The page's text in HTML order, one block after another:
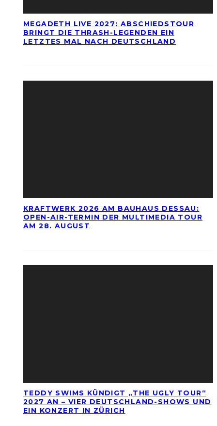
MEGADETH LIVE 2027: ABSCHIEDSTOUR
BRINGT DIE THRASH-LEGENDEN EIN
LETZTES MAL NACH DEUTSCHLAND
KRAFTWERK 2026 AM BAUHAUS DESSAU:
OPEN-AIR-TERMIN DER MULTIMEDIA TOUR
AM 28. AUGUST
TEDDY SWIMS KÜNDIGT „THE UGLY TOUR“
2027 AN – VIER DEUTSCHLAND-SHOWS UND
EIN KONZERT IN ZÜRICH